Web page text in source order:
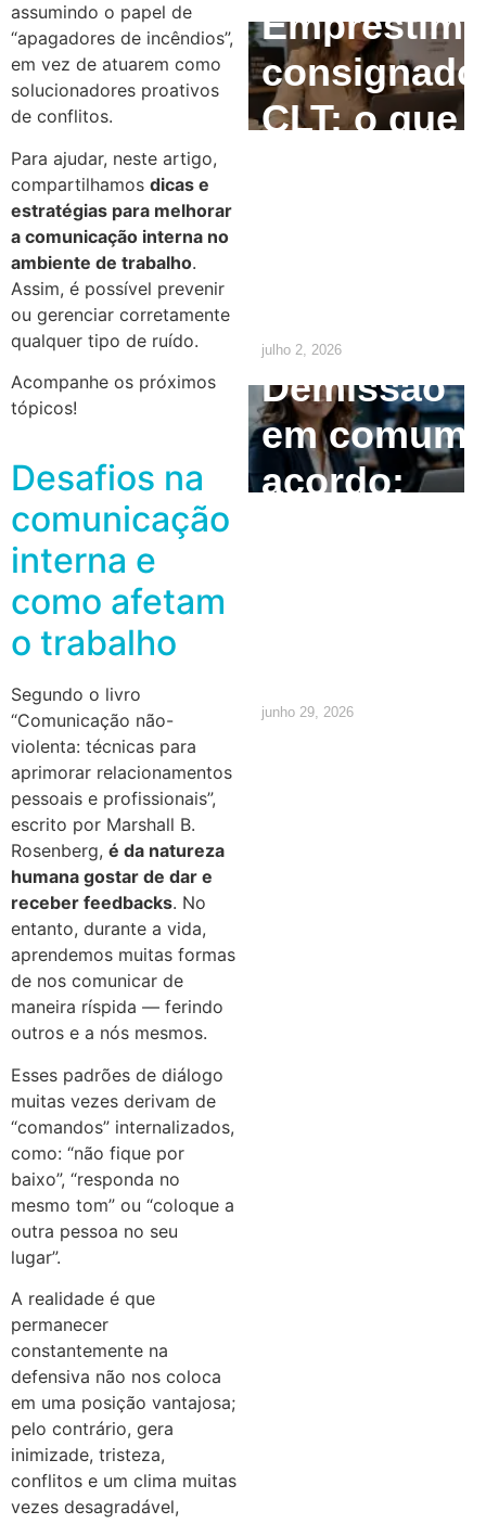
assumindo o papel de
“apagadores de incêndios”,
em vez de atuarem como
solucionadores proativos
de conflitos.
Para ajudar, neste artigo,
compartilhamos dicas e
estratégias para melhorar
a comunicação interna no
ambiente de trabalho.
Assim, é possível prevenir
ou gerenciar corretamente
qualquer tipo de ruído.
Acompanhe os próximos
tópicos!
Desafios na
comunicação
interna e
como afetam
o trabalho
Segundo o livro
“Comunicação não-
violenta: técnicas para
aprimorar relacionamentos
pessoais e profissionais”,
escrito por Marshall B.
Rosenberg, é da natureza
humana gostar de dar e
receber feedbacks. No
entanto, durante a vida,
aprendemos muitas formas
de nos comunicar de
maneira ríspida — ferindo
outros e a nós mesmos.
Esses padrões de diálogo
muitas vezes derivam de
“comandos” internalizados,
como: “não fique por
baixo”, “responda no
mesmo tom” ou “coloque a
outra pessoa no seu
lugar”.
A realidade é que
permanecer
constantemente na
defensiva não nos coloca
em uma posição vantajosa;
pelo contrário, gera
inimizade, tristeza,
conflitos e um clima muitas
vezes desagradável,
Empréstimo
consignado
CLT: o que
julho 2, 2026
Demissão
em comum
acordo:
junho 29, 2026